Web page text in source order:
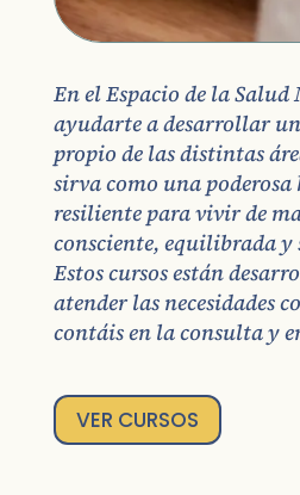
En el Espacio de la
ayudarte a desarrollar
propio de las distintas
sirva como una
resiliente para vivir de
consciente, equilibrada y
Estos cursos están
atender las necesidades
contáis en la consulta y
VER CURSOS